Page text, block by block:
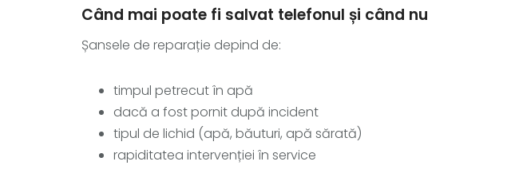
Când mai poate fi salvat telefonul și când nu
Șansele de reparație depind de:
timpul petrecut în apă
dacă a fost pornit după incident
tipul de lichid (apă, băuturi, apă sărată)
rapiditatea intervenției în service